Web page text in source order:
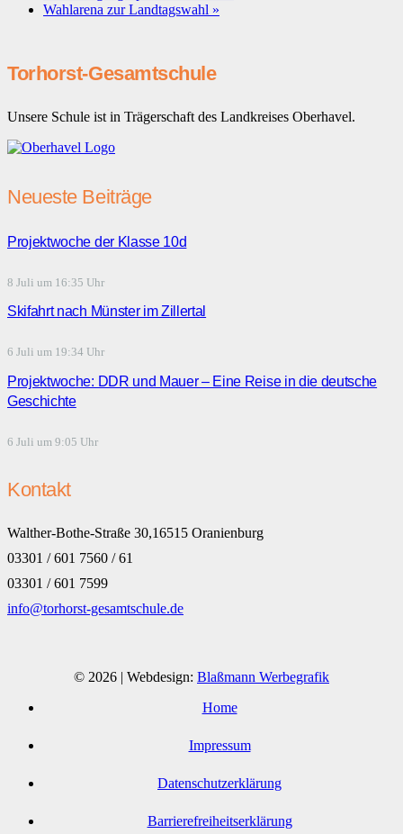
Wahlarena zur Landtagswahl »
Torhorst-Gesamtschule
Unsere Schule ist in Trägerschaft des Landkreises Oberhavel.
Neueste Beiträge
Projektwoche der Klasse 10d
8 Juli um 16:35 Uhr
Skifahrt nach Münster im Zillertal
6 Juli um 19:34 Uhr
Projektwoche: DDR und Mauer – Eine Reise in die deutsche
Geschichte
6 Juli um 9:05 Uhr
Kontakt
Walther-Bothe-Straße 30,16515 Oranienburg
03301 / 601 7560 / 61
03301 / 601 7599
info@torhorst-gesamtschule.de
© 2026 | Webdesign: Blaßmann Werbegrafik
Home
Impressum
Datenschutzerklärung
Barrierefreiheitserklärung